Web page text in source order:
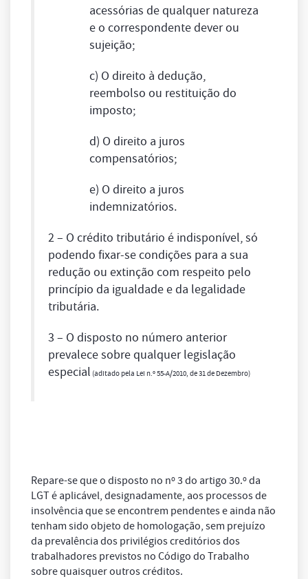
acessórias de qualquer natureza
e o correspondente dever ou
sujeição;
c) O direito à dedução,
reembolso ou restituição do
imposto;
d) O direito a juros
compensatórios;
e) O direito a juros
indemnizatórios.
2 – O crédito tributário é indisponível, só
podendo fixar-se condições para a sua
redução ou extinção com respeito pelo
princípio da igualdade e da legalidade
tributária.
3 – O disposto no número anterior
prevalece sobre qualquer legislação
especial (aditado pela Lei n.º 55-A/2010, de 31 de Dezembro)
Repare-se que o disposto no nº 3 do artigo 30.º da
LGT é aplicável, designadamente, aos processos de
insolvência que se encontrem pendentes e ainda não
tenham sido objeto de homologação, sem prejuízo
da prevalência dos privilégios creditórios dos
trabalhadores previstos no Código do Trabalho
sobre quaisquer outros créditos.